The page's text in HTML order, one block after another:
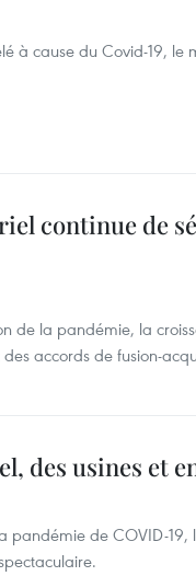
à cause du Covid-19,
continue de
de la pandémie, la
accords de fusion-
des usines et
pandémie de COVID-